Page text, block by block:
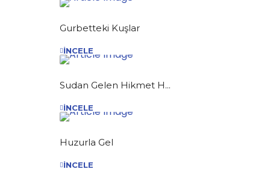
Gurbetteki Kuşlar
İNCELE
Sudan Gelen Hikmet H...
İNCELE
Huzurla Gel
İNCELE